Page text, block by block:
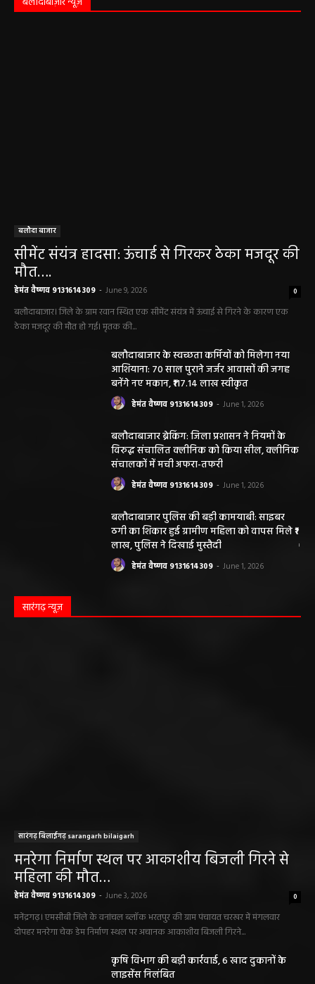
बलौदा बाजार
सीमेंट संयंत्र हादसा: ऊंचाई से गिरकर ठेका मजदूर की
मौत….
हेमंत वैष्णव 9131614309 - June 9, 2026 0
बलौदाबाजार। जिले के ग्राम रवान स्थित एक सीमेंट संयंत्र में ऊंचाई से गिरने के कारण एक
ठेका मजदूर की मौत हो गई। मृतक की...
बलौदाबाजार के स्वच्छता कर्मियों को मिलेगा नया
आशियाना: 70 साल पुराने जर्जर आवासों की जगह
बनेंगे नए मकान, ₹117.14 लाख स्वीकृत
हेमंत वैष्णव 9131614309 - June 1, 2026
बलौदाबाजार ब्रेकिंग: जिला प्रशासन ने नियमों के
विरुद्ध संचालित क्लीनिक को किया सील, क्लीनिक
संचालकों में मची अफरा-तफरी
हेमंत वैष्णव 9131614309 - June 1, 2026
बलौदाबाजार पुलिस की बड़ी कामयाबी: साइबर
ठगी का शिकार हुई ग्रामीण महिला को वापस मिले ₹1
लाख, पुलिस ने दिखाई मुस्तैदी
हेमंत वैष्णव 9131614309 - June 1, 2026
सारंगढ़ न्यूज़
सारंगढ़ बिलाईगढ़ sarangarh bilaigarh
मनरेगा निर्माण स्थल पर आकाशीय बिजली गिरने से
महिला की मौत…
हेमंत वैष्णव 9131614309 - June 3, 2026 0
मनेंद्रगढ़। एमसीबी जिले के वनांचल ब्लॉक भरतपुर की ग्राम पंचायत चरखर में मंगलवार
दोपहर मनरेगा चेक डेम निर्माण स्थल पर अचानक आकाशीय बिजली गिरने...
कृषि विभाग की बड़ी कार्रवाई, 6 खाद दुकानों के
लाइसेंस निलंबित